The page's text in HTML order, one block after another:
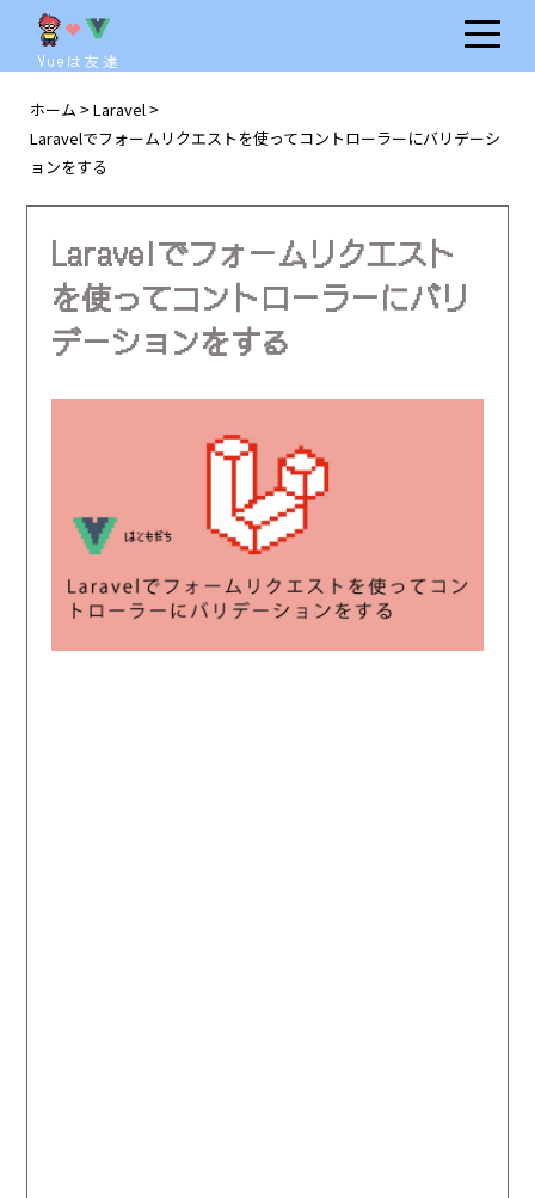
Vueは友達
ホーム > Laravel >
Laravelでフォームリクエストを使ってコントローラーにバリデーシ
ョンをする
Laravelでフォームリクエスト
を使ってコントローラーにバリ
デーションをする